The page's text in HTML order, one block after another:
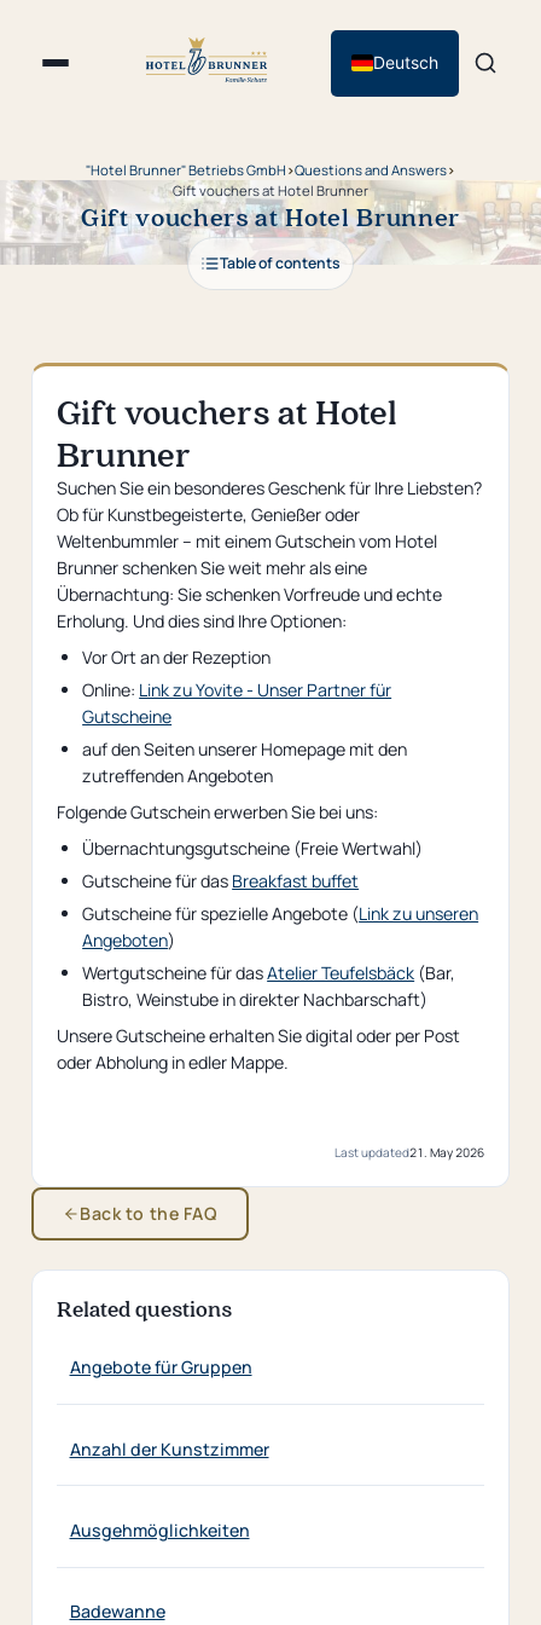
Deutsch
"Hotel Brunner" Betriebs GmbH ›Questions and Answers›
Gift vouchers at Hotel Brunner
Gift vouchers at Hotel Brunner
Table of contents
Gift vouchers at Hotel
Brunner
Suchen Sie ein besonderes Geschenk für Ihre Liebsten?
Ob für Kunstbegeisterte, Genießer oder
Weltenbummler – mit einem Gutschein vom Hotel
Brunner schenken Sie weit mehr als eine
Übernachtung: Sie schenken Vorfreude und echte
Erholung. Und dies sind Ihre Optionen:
Vor Ort an der Rezeption
Online: Link zu Yovite - Unser Partner für
Gutscheine
auf den Seiten unserer Homepage mit den
zutreffenden Angeboten
Folgende Gutschein erwerben Sie bei uns:
Übernachtungsgutscheine (Freie Wertwahl)
Gutscheine für das Breakfast buffet
Gutscheine für spezielle Angebote (Link zu unseren
Angeboten)
Wertgutscheine für dasAtelier Teufelsbäck (Bar,
Bistro, Weinstube in direkter Nachbarschaft)
Unsere Gutscheine erhalten Sie digital oder per Post
oder Abholung in edler Mappe.
Last updated21. May 2026
Back to the FAQ
Related questions
Angebote für Gruppen
Anzahl der Kunstzimmer
Ausgehmöglichkeiten
Badewanne